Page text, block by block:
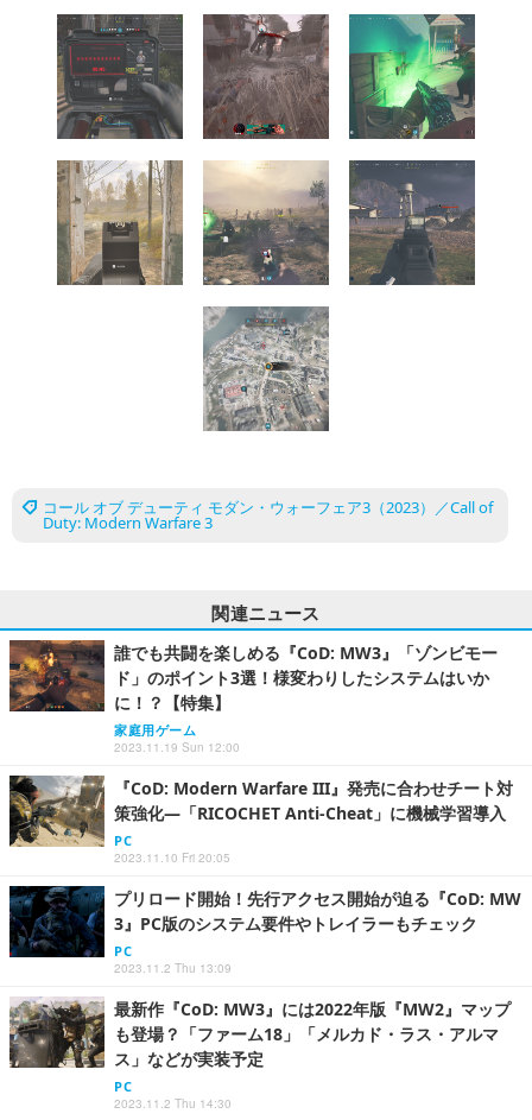
コール オブ デューティ モダン・ウォーフェア3（2023）／Call of
Duty: Modern Warfare 3
関連ニュース
誰でも共闘を楽しめる『CoD: MW3』「ゾンビモー
ド」のポイント3選！様変わりしたシステムはいか
に！？【特集】
家庭用ゲーム
2023.11.19 Sun 12:00
『CoD: Modern Warfare III』発売に合わせチート対
策強化―「RICOCHET Anti-Cheat」に機械学習導入
PC
2023.11.10 Fri 20:05
プリロード開始！先行アクセス開始が迫る『CoD: MW
3』PC版のシステム要件やトレイラーもチェック
PC
2023.11.2 Thu 13:09
最新作『CoD: MW3』には2022年版『MW2』マップ
も登場？「ファーム18」「メルカド・ラス・アルマ
ス」などが実装予定
PC
2023.11.2 Thu 14:30